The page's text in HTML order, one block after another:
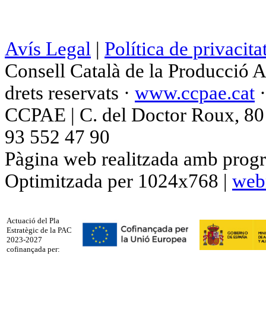
Avís Legal | Política de
Consell Català de la Producció
drets reservats · www.ccpae.cat
CCPAE | C. del Doctor Roux,
93 552 47 90
Pàgina web realitzada amb
Optimitzada per 1024x768 |
Actuació del Pla
Estratègic de la PAC
2023-2027
cofinançada per: